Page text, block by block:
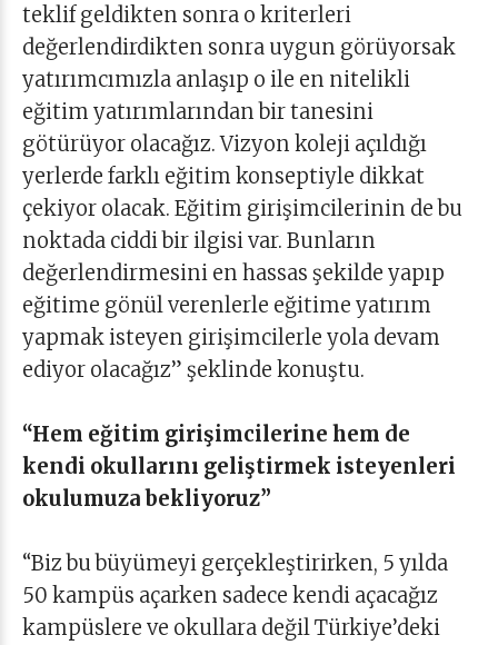
teklif geldikten sonra o kriterleri
değerlendirdikten sonra uygun görüyorsak
yatırımcımızla anlaşıp o ile en nitelikli
eğitim yatırımlarından bir tanesini
götürüyor olacağız. Vizyon koleji açıldığı
yerlerde farklı eğitim konseptiyle dikkat
çekiyor olacak. Eğitim girişimcilerinin de bu
noktada ciddi bir ilgisi var. Bunların
değerlendirmesini en hassas şekilde yapıp
eğitime gönül verenlerle eğitime yatırım
yapmak isteyen girişimcilerle yola devam
ediyor olacağız” şeklinde konuştu.
“Hem eğitim girişimcilerine hem de
kendi okullarını geliştirmek isteyenleri
okulumuza bekliyoruz”
“Biz bu büyümeyi gerçekleştirirken, 5 yılda
50 kampüs açarken sadece kendi açacağız
kampüslere ve okullara değil Türkiye’deki